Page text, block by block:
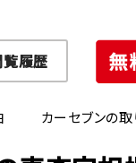
カーセブンの
覧履歴